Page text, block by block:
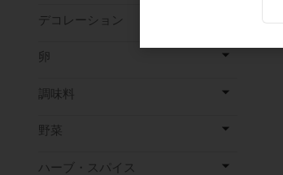
デコレーション
卵
調味料
野菜
ハーブ・スパイス